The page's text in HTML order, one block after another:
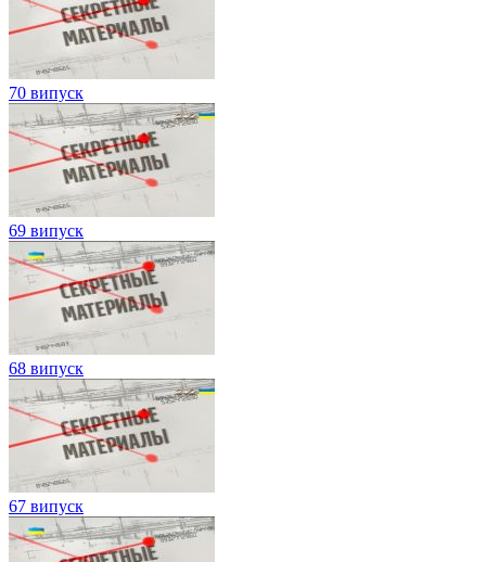
70 випуск
69 випуск
68 випуск
67 випуск